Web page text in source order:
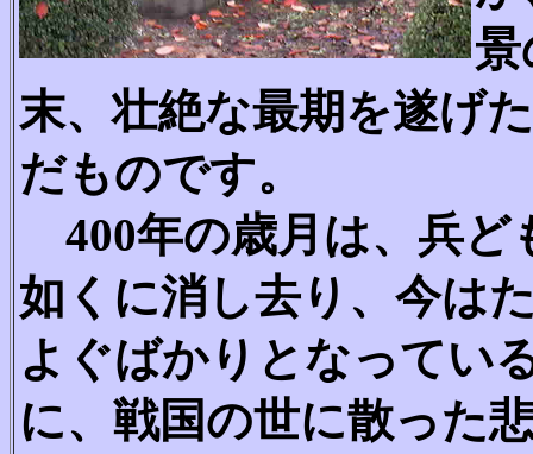
末、壮絶な最期を遂げ
だものです。
400年の歳月は、兵ど
如くに消し去り、今は
よぐばかりとなってい
に、戦国の世に散った